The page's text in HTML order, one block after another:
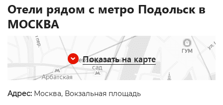
Отели рядом с метро Подольск в
МОСКВА
Показать на карте
Адрес: Москва, Вокзальная площадь